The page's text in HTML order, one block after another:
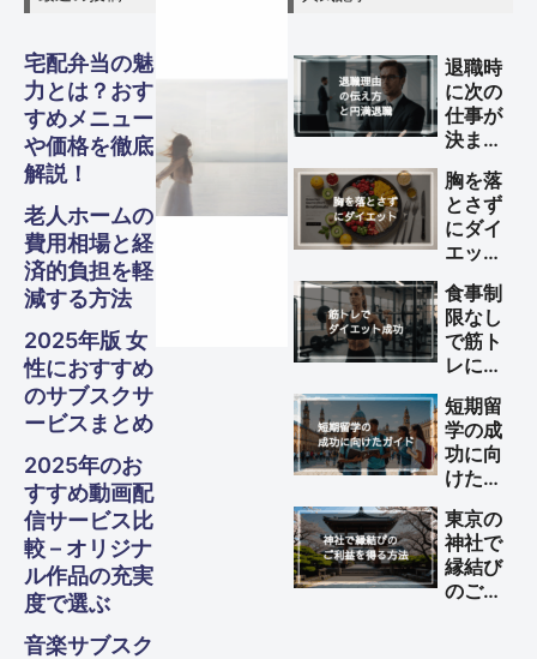
宅配弁当の魅
力とは？おす
すめメニュー
や価格を徹底
解説！
老人ホームの
費用相場と経
済的負担を軽
減する方法
2025年版 女
性におすすめ
のサブスクサ
ービスまとめ
2025年のお
すすめ動画配
信サービス比
較 – オリジナ
ル作品の充実
度で選ぶ
音楽サブスク
ガジェ
ット
チュア
ル
ビジネ
ス
ファイ
ナンス
グル
メ・フ
ード
旅行
美容・
健康
Other
ガジェ
ット
チュア
ル
ビジネ
ス
ファイ
ナンス
グル
メ・フ
ード
旅行
美容・
健康
Other
ガジェ
ット
チュア
ル
ビジネ
ス
ファイ
ナンス
グル
メ・フ
ード
旅行
美容・
健康
Other
退職時
に次の
仕事が
決まっ
い理由
の伝え
方と円
満退職
のため
のポイ
ント
胸を落
とさず
にダイ
エット
法
食事制
限なし
で筋ト
レによ
エット
を成功
させる
方法
短期留
学の成
功に向
けた完
ド
東京の
神社で
縁結び
のご利